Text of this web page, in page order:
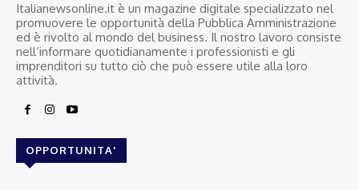
Italianewsonline.it è un magazine digitale specializzato nel
promuovere le opportunità della Pubblica Amministrazione
ed è rivolto al mondo del business. Il nostro lavoro consiste
nell’informare quotidianamente i professionisti e gli
imprenditori su tutto ciò che può essere utile alla loro
attività.
OPPORTUNITA'